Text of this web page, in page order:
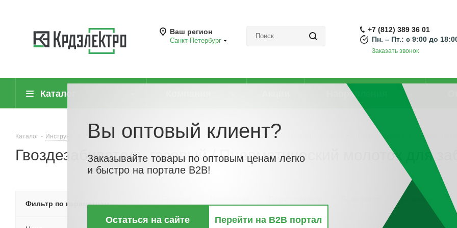
Ваш регион
Санкт-Петербург
+7 (812) 389 36 01
Пн. – Пт.: с 9:00 до
Заказать звонок
Каталог Направления
Каталог - Инструмент, измерительные приборы и средства защиты - Ручной инструмент общего назначения Гвоздезабиватель газовый /
Гвоздезабиватель газовый / Пневматический молоток для
По цене По
Фильтр по параметрам
Вы оптовый клиент?
Заказывайте товары по оптовым ценам легко
и быстро на портале B2B!
Остаться на сайте Перейти на B2B портал